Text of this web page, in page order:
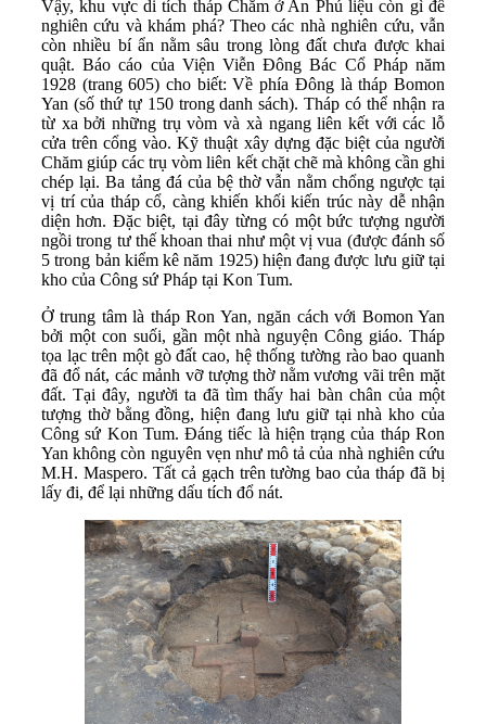
Vậy, khu vực di tích tháp Chăm ở An Phú liệu còn gì để
nghiên cứu và khám phá? Theo các nhà nghiên cứu, vẫn
còn nhiều bí ẩn nằm sâu trong lòng đất chưa được khai
quật. Báo cáo của Viện Viễn Đông Bác Cổ Pháp năm
1928 (trang 605) cho biết: Về phía Đông là tháp Bomon
Yan (số thứ tự 150 trong danh sách). Tháp có thể nhận ra
từ xa bởi những trụ vòm và xà ngang liên kết với các lỗ
cửa trên cổng vào. Kỹ thuật xây dựng đặc biệt của người
Chăm giúp các trụ vòm liên kết chặt chẽ mà không cần ghi
chép lại. Ba tảng đá của bệ thờ vẫn nằm chổng ngược tại
vị trí của tháp cổ, càng khiến khối kiến trúc này dễ nhận
diện hơn. Đặc biệt, tại đây từng có một bức tượng người
ngồi trong tư thế khoan thai như một vị vua (được đánh số
5 trong bản kiểm kê năm 1925) hiện đang được lưu giữ tại
kho của Công sứ Pháp tại Kon Tum.
Ở trung tâm là tháp Ron Yan, ngăn cách với Bomon Yan
bởi một con suối, gần một nhà nguyện Công giáo. Tháp
tọa lạc trên một gò đất cao, hệ thống tường rào bao quanh
đã đổ nát, các mảnh vỡ tượng thờ nằm vương vãi trên mặt
đất. Tại đây, người ta đã tìm thấy hai bàn chân của một
tượng thờ bằng đồng, hiện đang lưu giữ tại nhà kho của
Công sứ Kon Tum. Đáng tiếc là hiện trạng của tháp Ron
Yan không còn nguyên vẹn như mô tả của nhà nghiên cứu
M.H. Maspero. Tất cả gạch trên tường bao của tháp đã bị
lấy đi, để lại những dấu tích đổ nát.